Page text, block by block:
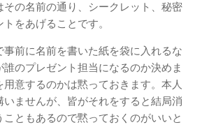
その名前の通り、シークレット、秘密
をあげることです。
前に名前を書いた紙を袋に入れるな
誰のプレゼント担当になるのか決めま
意するのかは黙っておきます。本人
いませんが、皆がそれをすると結局消
ともあるので黙っておくのがいいと